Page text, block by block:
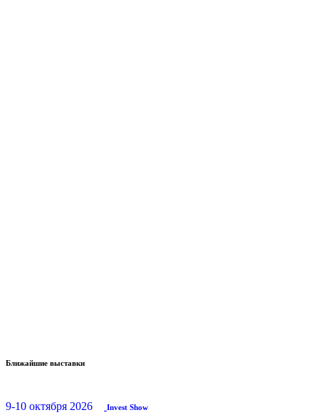
Ближайшие выставки
9-10 октября 2026 Invest Show